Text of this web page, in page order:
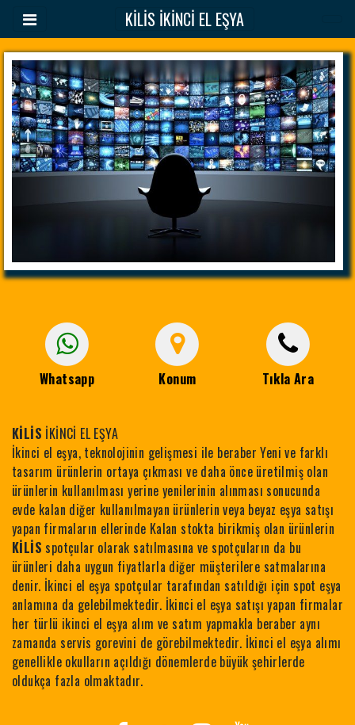
KİLİS İKİNCİ EL EŞYA
Whatsapp Konum Tıkla Ara
KİLİS İKİNCİ EL EŞYA
İkinci el eşya, teknolojinin gelişmesi ile beraber Yeni ve farklı
tasarım ürünlerin ortaya çıkması ve daha önce üretilmiş olan
ürünlerin kullanılması yerine yenilerinin alınması sonucunda
evde kalan diğer kullanılmayan ürünlerin veya beyaz eşya satışı
yapan firmaların ellerinde Kalan stokta birikmiş olan ürünlerin
KİLİSspotçular olarak satılmasına ve spotçuların da bu
ürünleri daha uygun fiyatlarla diğer müşterilere satmalarına
denir. İkinci el eşya spotçular tarafından satıldığı için spot eşya
anlamına da gelebilmektedir. İkinci el eşya satışı yapan firmalar
her türlü ikinci el eşya alım ve satım yapmakla beraber aynı
zamanda servis gorevini de görebilmektedir. İkinci el eşya alımı
genellikle okulların açıldığı dönemlerde büyük şehirlerde
oldukça fazla olmaktadır.